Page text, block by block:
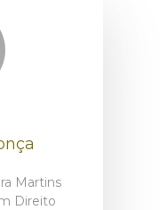
Martins
Direito